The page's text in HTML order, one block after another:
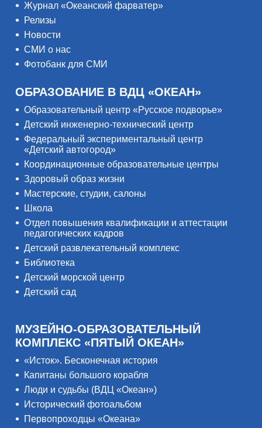
Журнал «Океанский фарватер»
Релизы
Новости
СМИ о нас
Фотобанк для СМИ
ОБРАЗОВАНИЕ В ВДЦ «ОКЕАН»
Образовательный центр «Русское подворье»
Детский инженерно-технический центр
Федеральный экспериментальный центр
«Детский автогород»
Координационные образовательные центры
Здоровый образ жизни
Мастерские, студии, салоны
Школа
Отдел повышения квалификации и аттестации
педагогических кадров
Детский развлекательный комплекс
Библиотека
Детский морской центр
Детский сад
МУЗЕЙНО-ОБРАЗОВАТЕЛЬНЫЙ
КОМПЛЕКС «ПЯТЫЙ ОКЕАН»
«Исток». Бесконечная история
Капитаны большого корабля
Люди и судьбы (ВДЦ «Океан»)
Исторический фотоальбом
Первопроходцы «Океана»